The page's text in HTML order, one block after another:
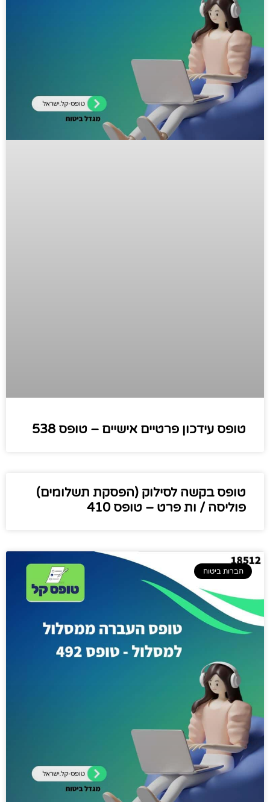
טופס עידכון פרטיים אישיים – טופס 538
טופס בקשה לסילוק (הפסקת תשלומים)
פוליסה / ות פרט – טופס 410
חברות ביטוח